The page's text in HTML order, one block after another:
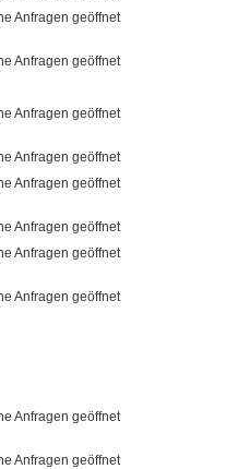
Anfragen geöffnet
Anfragen geöffnet
Anfragen geöffnet
Anfragen geöffnet
Anfragen geöffnet
Anfragen geöffnet
Anfragen geöffnet
Anfragen geöffnet
Anfragen geöffnet
Anfragen geöffnet